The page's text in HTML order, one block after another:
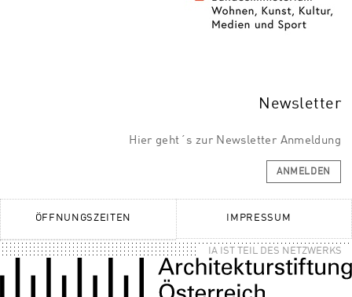
Newsletter
Hier geht´s zur Newsletter Anmeldung
ANMELDEN
ÖFFNUNGSZEITEN IMPRESSUM
IA IST TEIL DES NETZWERKS